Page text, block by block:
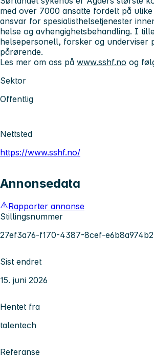
med over 7000 ansatte fordelt på
ansvar for spesialisthelsetjenester
helse og avhengighetsbehandling. I
helsepersonell, forsker og underviser
pårørende.
Les mer om oss på www.sshf.no og
Sektor
Offentlig
Nettsted
https://www.sshf.no/
Annonsedata
Rapporter annonse
Stillingsnummer
27ef3a76-f170-4387-8cef-
Sist endret
15. juni 2026
Hentet fra
talentech
Referanse